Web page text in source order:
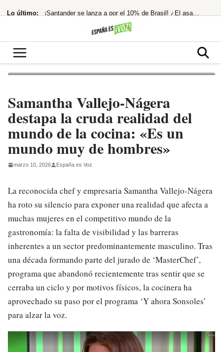
al Lo último: ¡Santander se lanza a por el 10% de Brasil! ¿El asalto a los 13€ es inminente?
El Ibex 35 extiende su racha alcista ante las esperanzas de acuerdo entre EEUU
Samantha Vallejo-Nágera
destapa la cruda realidad del
mundo de la cocina: «Es un
mundo muy de hombres»
marzo 10, 2026 España es Voz
La reconocida chef y empresaria Samantha Vallejo-Nágera
ha roto su silencio para exponer una realidad que afecta a
muchas mujeres en el competitivo mundo de la
gastronomía: la falta de visibilidad y las barreras
inherentes a un sector predominantemente masculino. Tras
una década formando parte del jurado de ‘MasterChef’,
programa que abandonó recientemente tras sentir que se
cerraba un ciclo y por motivos físicos, la cocinera ha
aprovechado su paso por el programa ‘Y ahora Sonsoles’
para alzar la voz.